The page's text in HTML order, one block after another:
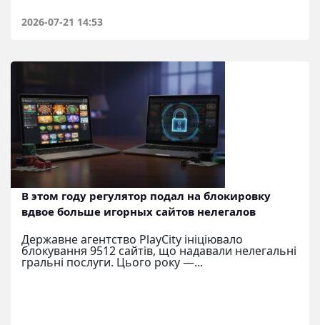
2026-07-21 14:53
В этом году регулятор подал на блокировку
вдвое больше игорных сайтов нелегалов
Державне агентство PlayCity ініціювало
блокування 9512 сайтів, що надавали нелегальні
гральні послуги. Цього року —...